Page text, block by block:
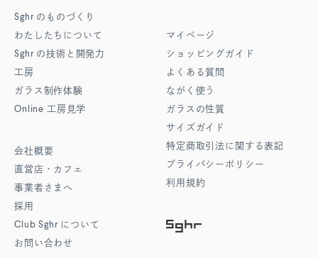
Sghr のものづくり
わたしたちについて
Sghr の技術と開発力
工房
ガラス制作体験
Online 工房見学
会社概要
直営店・カフェ
事業者さまへ
採用
Club Sghr について
お問い合わせ
マイページ
ショッピングガイド
よくある質問
ながく使う
ガラスの性質
サイズガイド
特定商取引法に関する表記
プライバシーポリシー
利用規約